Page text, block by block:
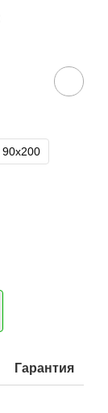
90х200
Гарантия